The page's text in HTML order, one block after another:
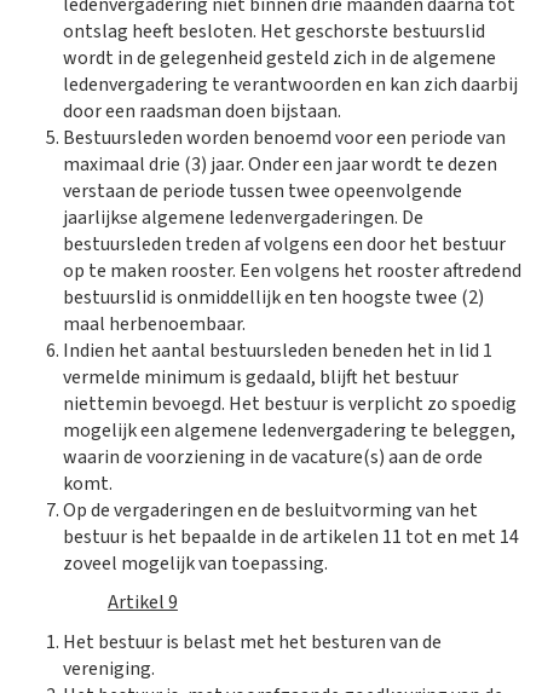
ledenvergadering niet binnen drie maanden daarna tot
ontslag heeft besloten. Het geschorste bestuurslid
wordt in de gelegenheid gesteld zich in de algemene
ledenvergadering te verantwoorden en kan zich daarbij
door een raadsman doen bijstaan.​
Bestuursleden worden benoemd voor een periode van
maximaal drie (3) jaar. Onder een jaar wordt te dezen
verstaan de periode tussen twee opeenvolgende
jaarlijkse algemene ledenvergaderingen. De
bestuursleden treden af volgens een door het bestuur
op te maken rooster. Een volgens het rooster aftredend
bestuurslid is onmiddellijk en ten hoogste twee (2)
maal herbenoembaar.​
Indien het aantal bestuursleden beneden het in lid 1
vermelde minimum is gedaald, blijft het bestuur
niettemin bevoegd. Het bestuur is verplicht zo spoedig
mogelijk een algemene ledenvergadering te beleggen,
waarin de voorziening in de vacature(s) aan de orde
komt.
Op de vergaderingen en de besluitvorming van het
bestuur is het bepaalde in de artikelen 11 tot en met 14
zoveel mogelijk van toepassing.
Artikel 9
Het bestuur is belast met het besturen van de
vereniging.